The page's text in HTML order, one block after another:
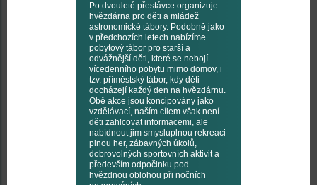
Po dvouleté přestávce organizuje
hvězdárna pro děti a mládež
astronomické tábory. Podobně jako
v předchozích letech nabízíme
pobytový tábor pro starší a
odvážnější děti, které se nebojí
vícedenního pobytu mimo domov, i
tzv. příměstský tábor, kdy děti
docházejí každý den na hvězdárnu.
Obě akce jsou koncipovány jako
vzdělávací, naším cílem však není
děti zahlcovat informacemi, ale
nabídnout jim smysluplnou rekreaci
plnou her, zábavných úkolů,
dobrovolných sportovních aktivit a
především odpočinku pod
hvězdnou oblohou při nočních